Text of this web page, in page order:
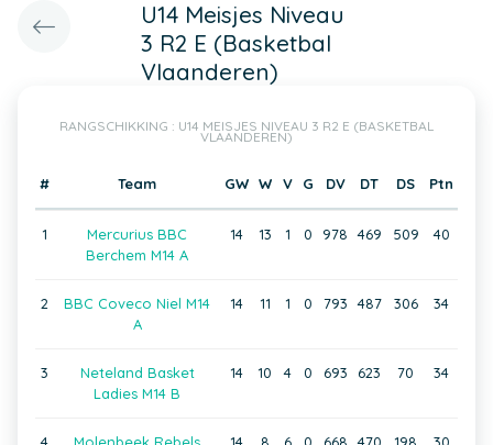
U14 Meisjes Niveau
3 R2 E (Basketbal
Vlaanderen)
RANGSCHIKKING : U14 MEISJES NIVEAU 3 R2 E (BASKETBAL
VLAANDEREN)
# Team GW W V G DV DT DS Ptn
1
Mercurius BBC
Berchem M14 A
14 13 1 0 978 469 509 40
2
BBC Coveco Niel M14
A
14 11 1 0 793 487 306 34
3
Neteland Basket
Ladies M14 B
14 10 4 0 693 623 70 34